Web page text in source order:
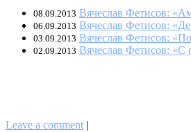
08.09.2013 Вячеслав Фетисов:
06.09.2013 Вячеслав Фетисов:
03.09.2013 Вячеслав Фетисов:
02.09.2013 Вячеслав Фетисов: «С
Leave a comment |